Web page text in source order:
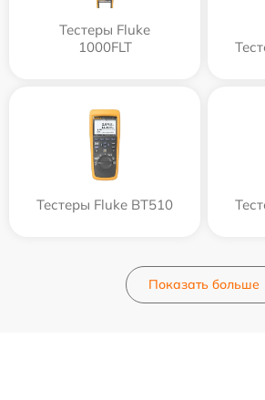
Тестеры Fluke
1000FLT
Тестеры Fluke BT510
Показать больше